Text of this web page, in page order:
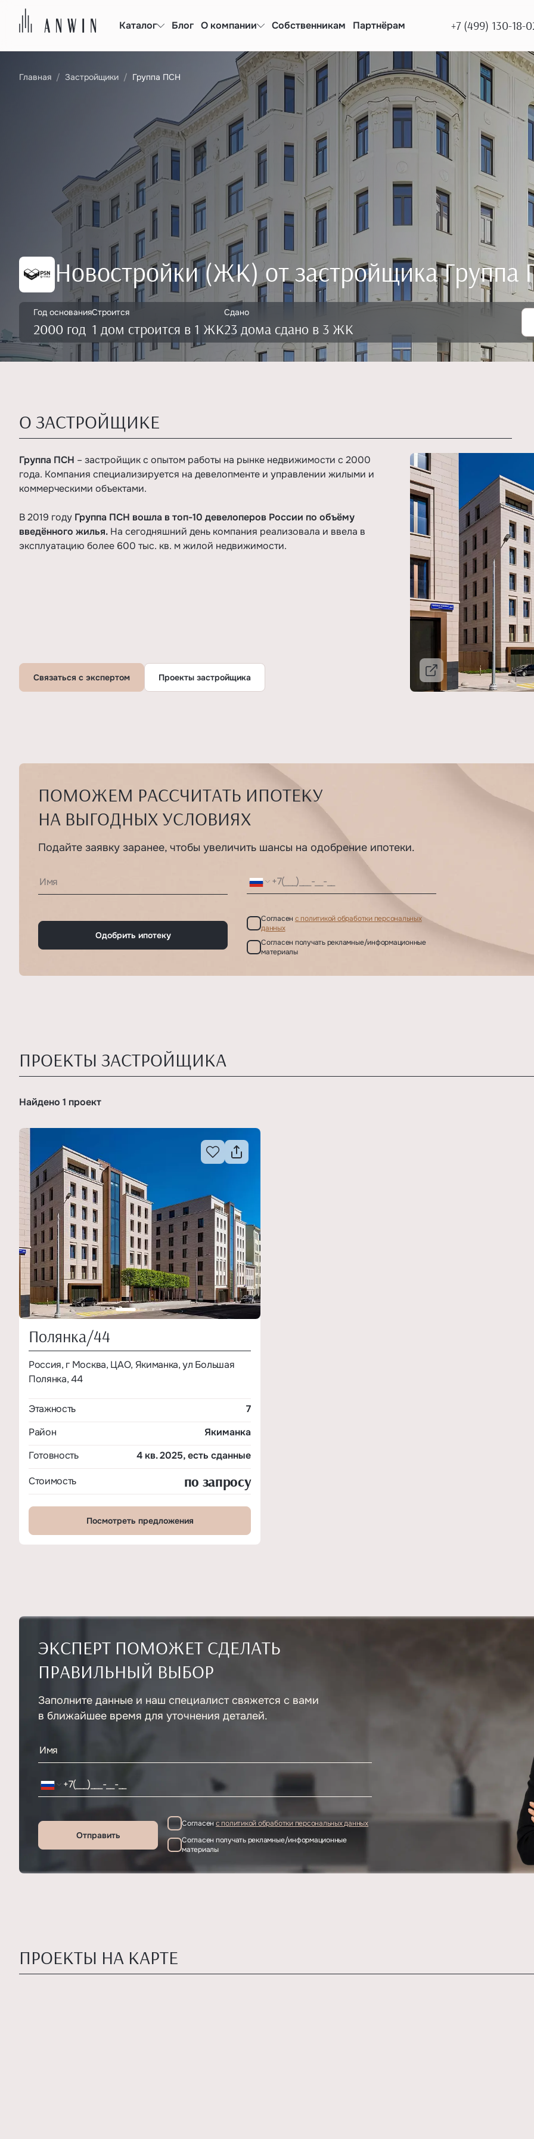
Каталог Блог О компании Собственникам Партнёрам +7 (499) 130-18-
Главная Застройщики Группа ПСН
Новостройки (ЖК) от застройщика
Год основания
2000 год
Строится
1 дом строится в 1 ЖК
Сдано
23 дома сдано в 3 ЖК
О ЗАСТРОЙЩИКЕ
Группа ПСН – застройщик с опытом работы на рынке недвижимости с 2000
года. Компания специализируется на девелопменте и управлении жилыми и
коммерческими объектами.
В 2019 году Группа ПСН вошла в топ-10 девелоперов России по объёму
введённого жилья. На сегодняшний день компания реализовала и ввела в
эксплуатацию более 600 тыс. кв. м жилой недвижимости.
Связаться с экспертом Проекты застройщика Подробнее
ПОМОЖЕМ РАССЧИТАТЬ ИПОТЕКУ
НА ВЫГОДНЫХ УСЛОВИЯХ
Подайте заявку заранее, чтобы увеличить шансы на одобрение ипотеки.
Одобрить ипотеку
Согласен с политикой обработки персональных
данных
Согласен получать рекламные/информационные
материалы
ПРОЕКТЫ ЗАСТРОЙЩИКА
Найдено 1 проект
Полянка/44
Россия, г Москва, ЦАО, Якиманка, ул Большая
Полянка, 44
Этажность
7
Район
Якиманка
Готовность
4 кв. 2025, есть сданные
Стоимость по запросу
Посмотреть предложения
ЭКСПЕРТ ПОМОЖЕТ СДЕЛАТЬ
ПРАВИЛЬНЫЙ ВЫБОР
Заполните данные и наш специалист свяжется с вами
в ближайшее время для уточнения деталей.
Отправить
Согласенс политикой обработки персональных данных
Согласен получать рекламные/информационные
материалы
ПРОЕКТЫ НА КАРТЕ